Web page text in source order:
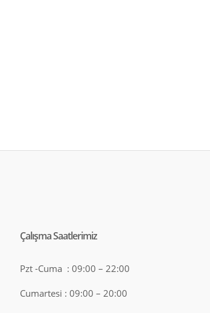
Çalışma Saatlerimiz
Pzt -Cuma : 09:00 – 22:00
Cumartesi : 09:00 – 20:00